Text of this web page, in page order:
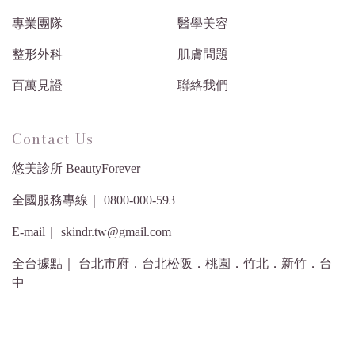
專業團隊 醫學美容
整形外科 肌膚問題
百萬見證 聯絡我們
Contact Us
悠美診所 BeautyForever
全國服務專線｜ 0800-000-593
E-mail｜ skindr.tw@gmail.com
全台據點｜ 台北市府．台北松阪．桃園．竹北．新竹．台
中